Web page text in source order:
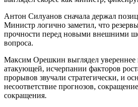
Антон Силуанов сначала держал
Министр логично заметил, что
прочности перед новыми внешними
вопроса.
Максим Орешкин выглядел увереннее
атакующей, исчерпании факторов
прорывов звучали стратегически, и
несоответствие прогнозов,
сокращения.